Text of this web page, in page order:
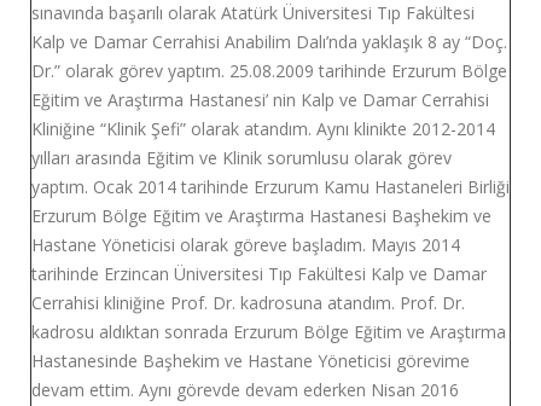
sınavında başarılı olarak Atatürk Üniversitesi Tıp Fakültesi
Kalp ve Damar Cerrahisi Anabilim Dalı’nda yaklaşık 8 ay “Doç.
Dr.” olarak görev yaptım. 25.08.2009 tarihinde Erzurum Bölge
Eğitim ve Araştırma Hastanesi’ nin Kalp ve Damar Cerrahisi
Kliniğine “Klinik Şefi” olarak atandım. Aynı klinikte 2012-2014
yılları arasında Eğitim ve Klinik sorumlusu olarak görev
yaptım. Ocak 2014 tarihinde Erzurum Kamu Hastaneleri Birliği
Erzurum Bölge Eğitim ve Araştırma Hastanesi Başhekim ve
Hastane Yöneticisi olarak göreve başladım. Mayıs 2014
tarihinde Erzincan Üniversitesi Tıp Fakültesi Kalp ve Damar
Cerrahisi kliniğine Prof. Dr. kadrosuna atandım. Prof. Dr.
kadrosu aldıktan sonrada Erzurum Bölge Eğitim ve Araştırma
Hastanesinde Başhekim ve Hastane Yöneticisi görevime
devam ettim. Aynı görevde devam ederken Nisan 2016